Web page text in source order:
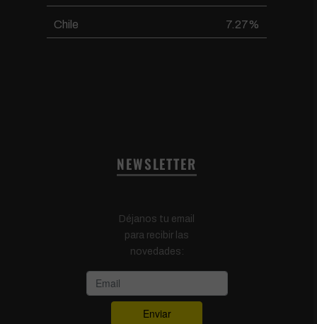
Chile 7.27%
NEWSLETTER
Déjanos tu email
para recibir las
novedades: